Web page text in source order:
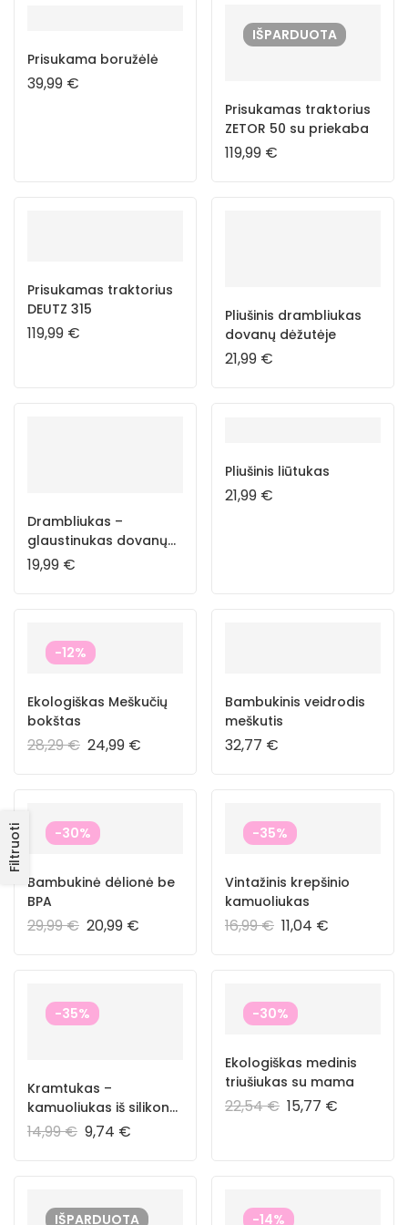
Filtruoti
Prisukama boružėlė
39,99 €
IŠPARDUOTA
Prisukamas traktorius
ZETOR 50 su priekaba
119,99 €
Prisukamas traktorius
DEUTZ 315
119,99 €
Pliušinis drambliukas
dovanų dėžutėje
21,99 €
Drambliukas –
glaustinukas dovanų
dėžutėje
19,99 €
Pliušinis liūtukas
21,99 €
-12%
Ekologiškas Meškučių
bokštas
28,29€ 24,99 €
Bambukinis veidrodis
meškutis
32,77 €
-30%
Bambukinė dėlionė be
BPA
29,99€ 20,99 €
-35%
Vintažinis krepšinio
kamuoliukas
16,99€ 11,04 €
-35%
Kramtukas –
kamuoliukas iš silikono
be BPA
14,99€ 9,74 €
-30%
Ekologiškas medinis
triušiukas su mama
22,54€ 15,77 €
IŠPARDUOTA -14%